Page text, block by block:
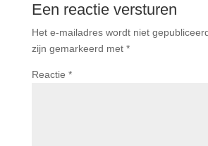
Een reactie versturen
Het e-mailadres wordt niet
zijn gemarkeerd met *
Reactie *